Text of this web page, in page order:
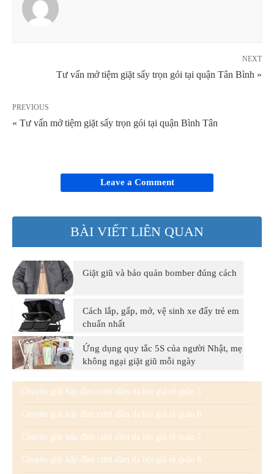
NEXT
Tư vấn mở tiệm giặt sấy trọn gói tại quận Tân Bình »
PREVIOUS
« Tư vấn mở tiệm giặt sấy trọn gói tại quận Bình Tân
Leave a Comment
BÀI VIẾT LIÊN QUAN
Giặt giũ và bảo quản bomber đúng cách
Cách lắp, gấp, mở, vệ sinh xe đẩy trẻ em
chuẩn nhất
Ứng dụng quy tắc 5S của người Nhật, mẹ
không ngại giặt giũ mỗi ngày
Chuyên giặt hấp đầm cưới đầm dạ hội giá rẻ quận 5
Chuyên giặt hấp đầm cưới đầm dạ hội giá rẻ quận 6
Chuyên giặt hấp đầm cưới đầm dạ hội giá rẻ quận 7
Chuyên giặt hấp đầm cưới đầm dạ hội giá rẻ quận 8